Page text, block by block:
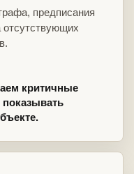
предписания
отсутствующих
критичные